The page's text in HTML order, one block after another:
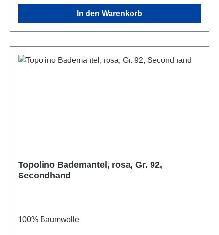
In den Warenkorb
Topolino Bademantel, rosa, Gr. 92,
Secondhand
100% Baumwolle